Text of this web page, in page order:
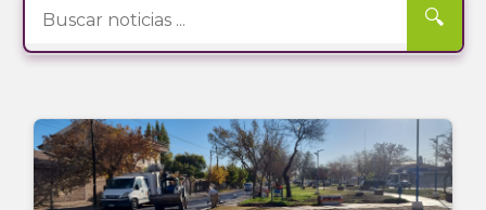
🔍